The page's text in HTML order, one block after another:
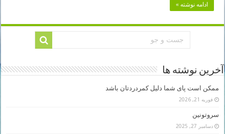
ادامه نوشته »
آخرین نوشته ها
ممکن است پای شما دلیل کمردردتان باشد
فوریه 21, 2026
سروتونین
دسامبر 27, 2025